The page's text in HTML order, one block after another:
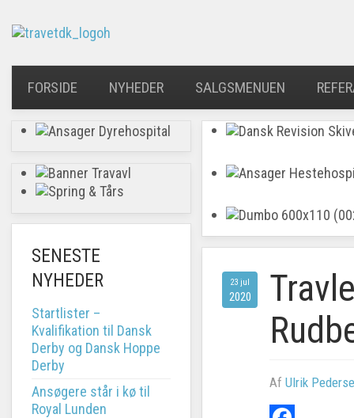
FORSIDE NYHEDER SALGSMENUEN
23 jul
2020
AfUlrik
SENESTE
NYHEDER
Startlister –
Kvalifikation til Dansk
Derby og Dansk Hoppe
Derby
Ansøgere står i kø til
Royal Lunden